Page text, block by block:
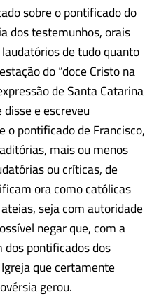
sobre o pontificado do
dos testemunhos, orais
de tudo quanto
do “doce Cristo na
de Santa Catarina
e escreveu
o pontificado de Francisco,
mais ou menos
ou críticas, de
ora como católicas
seja com autoridade
negar que, com a
pontificados dos
que certamente
gerou.